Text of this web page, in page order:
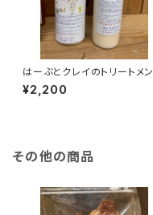
はーぶとクレイのトリートメン
ト 200ml
¥2,200
その他の商品